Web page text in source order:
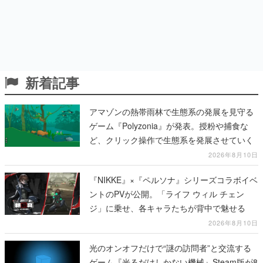
新着記事
アマゾンの熱帯雨林で生態系の発展を見守る
ゲーム『Polyzonia』が発表。授粉や捕食な
ど、クリック操作で生態系を発展させていく
2026年8月10日
『NIKKE』×『ペルソナ』シリーズコラボイベ
ントのPVが公開。「ライフ ウィル チェン
ジ」に乗せ、各キャラたちが背中で魅せる
2026年8月10日
光のオンオフだけで“謎の訪問者”と交流する